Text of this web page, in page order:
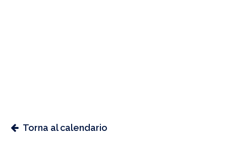
Torna al calendario